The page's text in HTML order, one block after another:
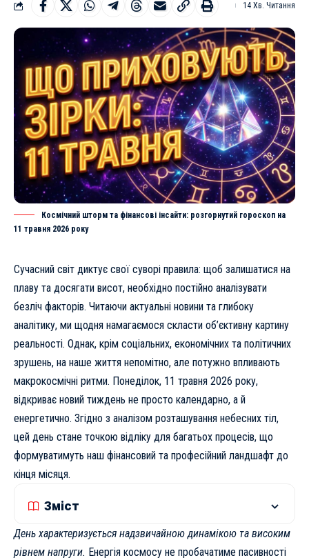
14 Хв. Читання
Космічний шторм та фінансові інсайти: розгорнутий гороскоп на
11 травня 2026 року
Сучасний світ диктує свої суворі правила: щоб залишатися на
плаву та досягати висот, необхідно постійно аналізувати
безліч факторів. Читаючи актуальні новини та глибоку
аналітику, ми щодня намагаємося скласти об’єктивну картину
реальності. Однак, крім соціальних, економічних та політичних
зрушень, на наше життя непомітно, але потужно впливають
макрокосмічні ритми. Понеділок, 11 травня 2026 року,
відкриває новий тиждень не просто календарно, а й
енергетично. Згідно з аналізом розташування небесних тіл,
цей день стане точкою відліку для багатьох процесів, що
формуватимуть наш фінансовий та професійний ландшафт до
кінця місяця.
Зміст
День характеризується надзвичайною динамікою та високим
рівнем напруги. Енергія космосу не пробачатиме пасивності